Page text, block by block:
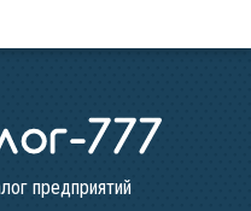
предприятий